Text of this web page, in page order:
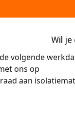
Wil je
volgende
ons op
aan